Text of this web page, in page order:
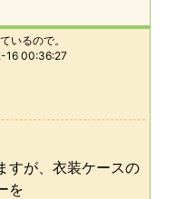
いるので。
16 00:36:27
すが、衣装ケースの
を